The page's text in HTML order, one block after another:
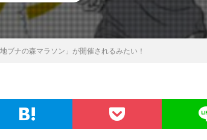
ブナの森マラソン」が開催されるみたい！